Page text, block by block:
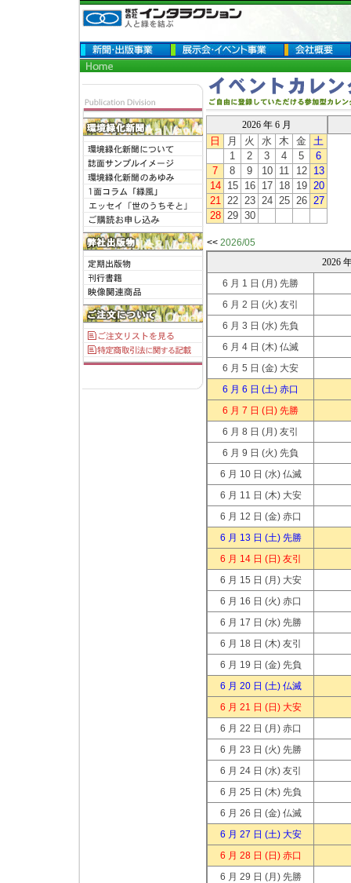
2026 年 6 月
日 月 火 水 木 金
土
1
2 3 4 5
6
7
8 9 10 11 12
13
14
15 16 17 18 19 20
21 22 23 24 25 26 27
28 29 30
<< 2026/05
2026
6 月 1 日 (月) 先勝
6 月 2 日 (火) 友引
6 月 3 日 (水) 先負
6 月 4 日 (木) 仏滅
6 月 5 日 (金) 大安
6 月 6 日 (土) 赤口
6 月 7 日 (日) 先勝
6 月 8 日 (月) 友引
6 月 9 日 (火) 先負
6 月 10 日 (水) 仏滅
6 月 11 日 (木) 大安
6 月 12 日 (金) 赤口
6 月 13 日 (土) 先勝
6 月 14 日 (日) 友引
6 月 15 日 (月) 大安
6 月 16 日 (火) 赤口
6 月 17 日 (水) 先勝
6 月 18 日 (木) 友引
6 月 19 日 (金) 先負
6 月 20 日 (土) 仏滅
6 月 21 日 (日) 大安
6 月 22 日 (月) 赤口
6 月 23 日 (火) 先勝
6 月 24 日 (水) 友引
6 月 25 日 (木) 先負
6 月 26 日 (金) 仏滅
6 月 27 日 (土) 大安
6 月 28 日 (日) 赤口
6 月 29 日 (月) 先勝